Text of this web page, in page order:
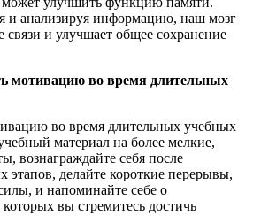
и анализируя информацию, наш мозг
связи и улучшает общее сохранение
мотивацию во время длительных
во время длительных учебных
материал на более мелкие,
вознаграждайте себя после
этапов, делайте короткие перерывы,
и напоминайте себе о
вы стремитесь достичь